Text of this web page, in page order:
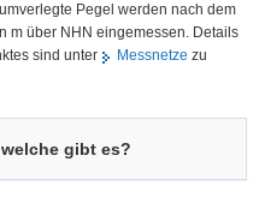
Pegel werden nach dem
m über NHN eingemessen. Details
sind unter
Messnetze zu
gibt es?